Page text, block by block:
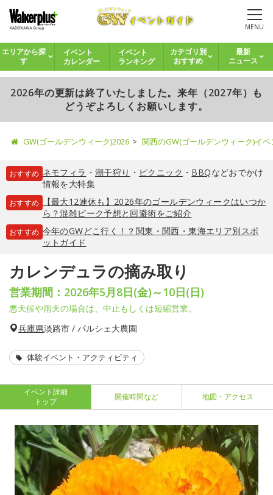
MENU
エリアから探
す
イベント
カレンダー
イベント
ランキング
カテゴリ別
おすすめ
最新
ニュース
2026年の更新は終了いたしました。来年（2027年）も
どうぞよろしくお願いします。
GW(ゴールデンウィーク)2026 関西のGW(ゴールデンウィーク)イ
おすすめ ネモフィラ ・ 潮干狩り ・ ピクニック ・ BBQなどおでかけ
情報を大特集
おすすめ
【最大12連休も】2026年のゴールデンウィークはいつか
ら？混雑ピーク予想と回避術をご紹介
おすすめ 今年のGWどこ行く！？関東・関西・東海エリア別スポ
ットガイド
カレンデュラの摘み取り
営業期間：2026年5月8日(金)～10日(日)
悪天候や雨天の場合は、中止もしくは短縮営業。
兵庫県淡路市 / パルシェ大農園
体験イベント・アクティビティ
イベント詳細
トップ
開催時間など 地図・アクセス